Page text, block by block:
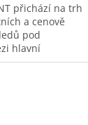
přichází na trh
a cenově
pod
hlavní
patří...